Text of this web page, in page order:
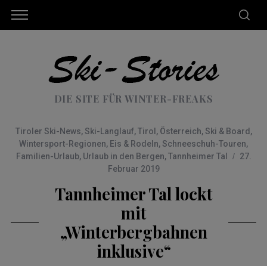
DIE SITE FÜR WINTER-FREAKS
Tiroler Ski-News, Ski-Langlauf,Tirol , Österreich, Ski & Board ,
Wintersport-Regionen, Eis & Rodeln, Schneeschuh-Touren,
Familien-Urlaub, Urlaub in den Bergen,Tannheimer Tal
27.
Februar 2019
Tannheimer Tal lockt
mit
„Winterbergbahnen
inklusive“